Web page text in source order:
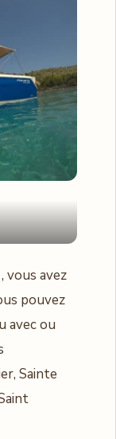
vous avez
pouvez
avec ou
Sainte